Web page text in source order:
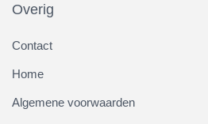
Overig
Contact
Home
Algemene voorwaarden